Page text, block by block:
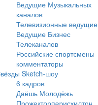
Ведущие Музыкальных
каналов
Телевизионные ведущие
Ведущие Бизнес
Телеканалов
Российские спортсмены
комментаторы
Sketch-шоу
6 кадров
Даёшь Молодёжь